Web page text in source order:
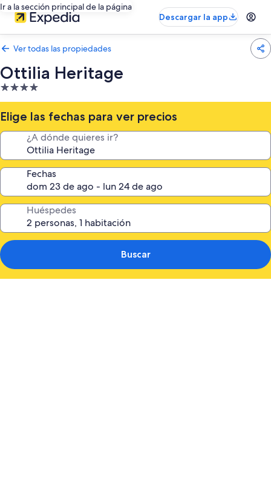
Ir a la sección principal de la página
Descargar la app
Ver todas las propiedades
Ottilia Heritage
Propiedad
de
4.0
estrellas
Elige las fechas para ver precios
¿A dónde quieres ir?
Fechas
Huéspedes
Buscar